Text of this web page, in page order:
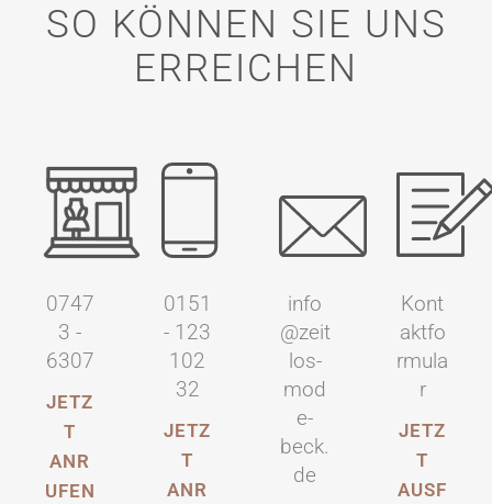
SO KÖNNEN SIE UNS
ERREICHEN
0747
3 -
6307
JETZ
T
ANR
UFEN
0151
- 123
102
32
JETZ
T
ANR
info
@zeit
los-
mod
e-
beck.
de
Kont
aktfo
rmula
r
JETZ
T
AUSF